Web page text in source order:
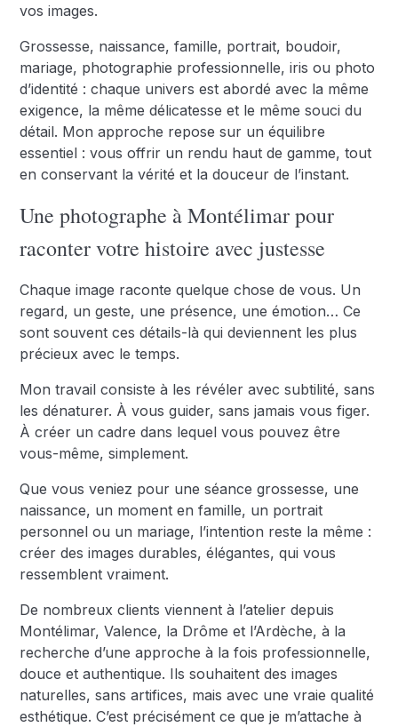
vos images.
Grossesse, naissance, famille, portrait, boudoir,
mariage, photographie professionnelle, iris ou photo
d’identité : chaque univers est abordé avec la même
exigence, la même délicatesse et le même souci du
détail. Mon approche repose sur un équilibre
essentiel : vous offrir un rendu haut de gamme, tout
en conservant la vérité et la douceur de l’instant.
Une photographe à Montélimar pour
raconter votre histoire avec justesse
Chaque image raconte quelque chose de vous. Un
regard, un geste, une présence, une émotion… Ce
sont souvent ces détails-là qui deviennent les plus
précieux avec le temps.
Mon travail consiste à les révéler avec subtilité, sans
les dénaturer. À vous guider, sans jamais vous figer.
À créer un cadre dans lequel vous pouvez être
vous-même, simplement.
Que vous veniez pour une séance grossesse, une
naissance, un moment en famille, un portrait
personnel ou un mariage, l’intention reste la même :
créer des images durables, élégantes, qui vous
ressemblent vraiment.
De nombreux clients viennent à l’atelier depuis
Montélimar, Valence, la Drôme et l’Ardèche, à la
recherche d’une approche à la fois professionnelle,
douce et authentique. Ils souhaitent des images
naturelles, sans artifices, mais avec une vraie qualité
esthétique. C’est précisément ce que je m’attache à